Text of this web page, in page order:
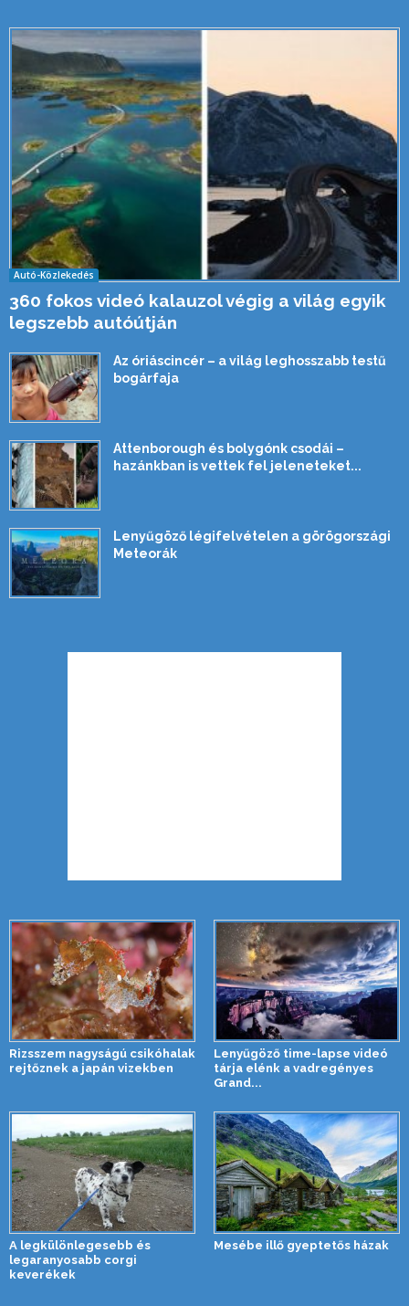
Autó-Közlekedés
360 fokos videó kalauzol végig a világ egyik
legszebb autóútján
Az óriáscincér – a világ leghosszabb testű
bogárfaja
Attenborough és bolygónk csodái –
hazánkban is vettek fel jeleneteket...
Lenyűgöző légifelvételen a görögországi
Meteorák
Rizsszem nagyságú csikóhalak
rejtőznek a japán vizekben
Lenyűgöző time-lapse videó
tárja elénk a vadregényes
Grand...
A legkülönlegesebb és
legaranyosabb corgi
keverékek
Mesébe illő gyeptetős házak